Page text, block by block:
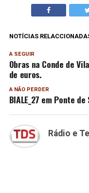
NOTÍCIAS
A SEGUIR
Obras na Conde de
de euros.
A NÃO PERDER
BIALE_27 em Ponte de
Rádio e